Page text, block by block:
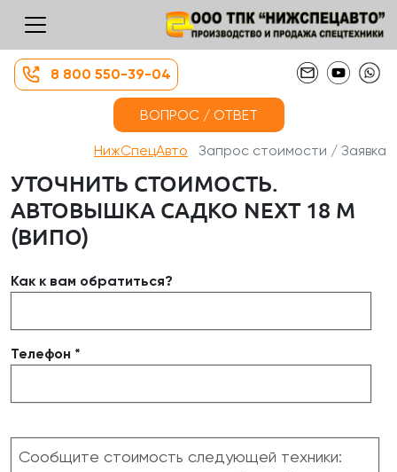
8 800 550-39-04
ВОПРОС / ОТВЕТ
НижСпецАвто Запрос стоимости / Заявка
УТОЧНИТЬ СТОИМОСТЬ.
АВТОВЫШКА САДКО NEXT 18 М
(ВИПО)
Как к вам обратиться?
Телефон *